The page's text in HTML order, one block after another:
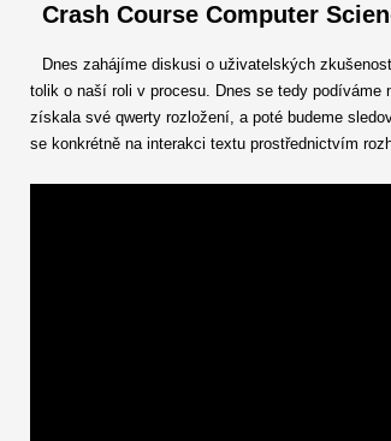
Crash Course Computer
Dnes zahájíme diskusi o uživatelských
tolik o naší roli v procesu. Dnes se tedy
získala své qwerty rozložení, a poté budeme
se konkrétně na interakci textu prostřednictvím